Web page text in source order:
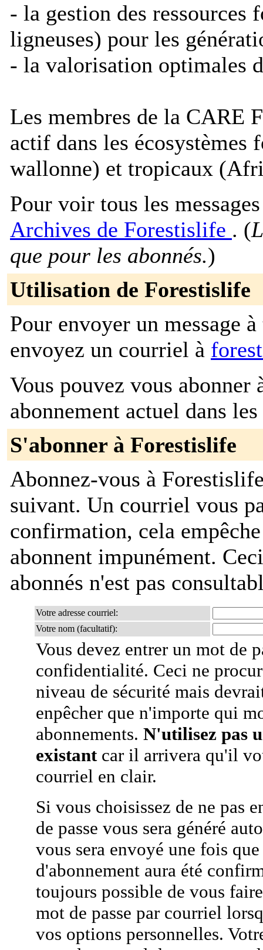
- la gestion des ressources
ligneuses) pour les
- la valorisation optimales
Les membres de la CARE
actif dans les écosystèmes
wallonne) et tropicaux
Pour voir tous les
Archives de Forestislife . (
que pour les abonnés.)
Utilisation de Forestislife
Pour envoyer un message
envoyez un courriel à
Vous pouvez vous
abonnement actuel dans
S'abonner à Forestislife
Abonnez-vous à
suivant. Un courriel vous
confirmation, cela
abonnent impunément.
abonnés n'est pas
Votre adresse courriel:
Votre nom (facultatif):
Vous devez entrer un mot de
confidentialité. Ceci ne
niveau de sécurité mais
enpêcher que n'importe qui
abonnements. N'utilisez pas
existantcar il arrivera qu'il
courriel en clair.
Si vous choisissez de ne pas
de passe vous sera généré
vous sera envoyé une fois
d'abonnement aura été
toujours possible de vous
mot de passe par courriel
vos options personnelles.